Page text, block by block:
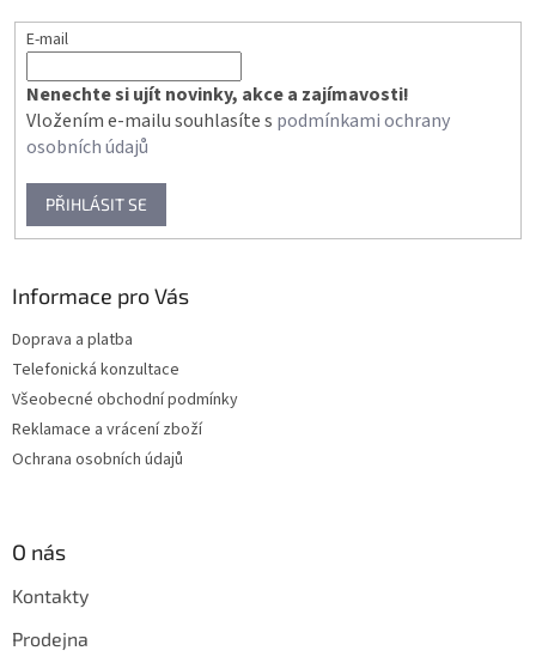
E-mail
Nenechte si ujít novinky, akce a zajímavosti!
Vložením e-mailu souhlasíte s podmínkami ochrany
osobních údajů
PŘIHLÁSIT SE
Informace pro Vás
Doprava a platba
Telefonická konzultace
Všeobecné obchodní podmínky
Reklamace a vrácení zboží
Ochrana osobních údajů
O nás
Kontakty
Prodejna